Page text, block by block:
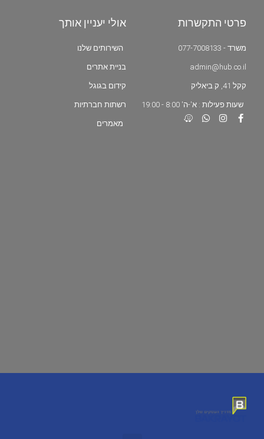
פרטי התקשרות
משרד - 077-7008133
admin@hub.co.il
קקל 41, ק.ביאליק
שעות פעילות : א'-ה' 8:00 - 19:00
אולי יעניין אותך
השירותים שלנו
בניית אתרים
קידום בגוגל
רשתות חברתיות
מאמרים